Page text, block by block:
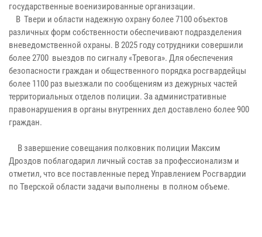
государственные военизированные организации.
В Твери и области надежную охрану более 7100 объектов
различных форм собственности обеспечивают подразделения
вневедомственной охраны. В 2025 году сотрудники совершили
более 2700 выездов по сигналу «Тревога». Для обеспечения
безопасности граждан и общественного порядка росгвардейцы
более 1100 раз выезжали по сообщениям из дежурных частей
территориальных отделов полиции. За административные
правонарушения в органы внутренних дел доставлено более 900
граждан.
В завершение совещания полковник полиции Максим
Дроздов поблагодарил личный состав за профессионализм и
отметил, что все поставленные перед Управлением Росгвардии
по Тверской области задачи выполнены в полном объеме.